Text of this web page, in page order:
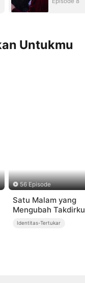
Untukmu
56 Episode
Satu Malam yang
Mengubah Takdirku
Identitas-Tertukar